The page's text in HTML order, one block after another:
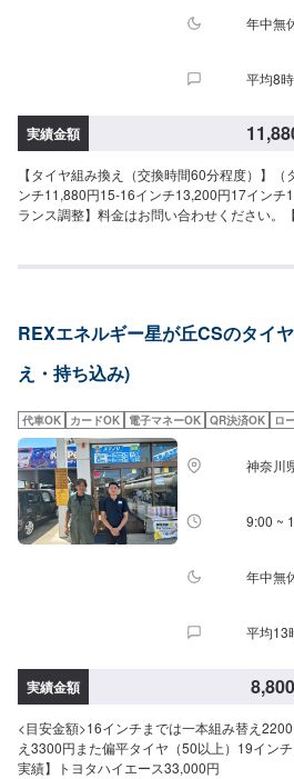
年中無
平均8
実績金額
【タイヤ組み換え（交換時間60分程度）】
ンチ11,880円15-16インチ13,200円17イン
ランス調整】料金はお問い合わせください。
一部対応できない車両などもございますので
REXエネルギー星が丘CSのタイ
え・持ち込み)
代車OK カードOK 電子マネーOK QR決済OK ロ
神奈川
9:00 ~
年中無
平均13
実績金額 8,800
<目安金額>16インチまでは一本組み替え
え3300円また偏平タイヤ（50以上）19イン
実績】トヨタハイエース33,000円